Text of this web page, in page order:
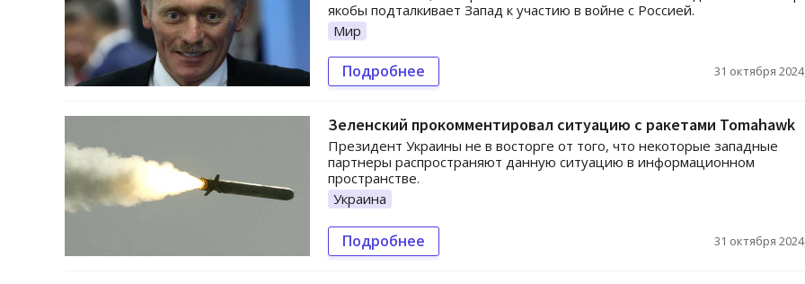
якобы подталкивает Запад к участию в войне с Россией.
Мир
Подробнее 31 октября
Зеленский прокомментировал ситуацию с ракетами Tomahawk
Президент Украины не в восторге от того, что некоторые западные
партнеры распространяют данную ситуацию в информационном
пространстве.
Украина
Подробнее 31 октября